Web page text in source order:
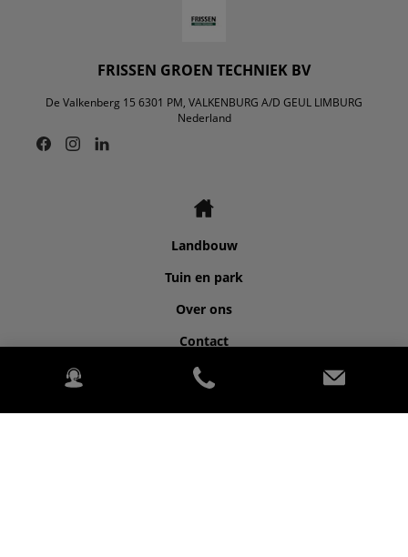
FRISSEN GROEN TECHNIEK BV
De Valkenberg 15 6301 PM, VALKENBURG A/D GEUL LIMBURG
Nederland
Landbouw
Tuin en park
Over ons
Contact